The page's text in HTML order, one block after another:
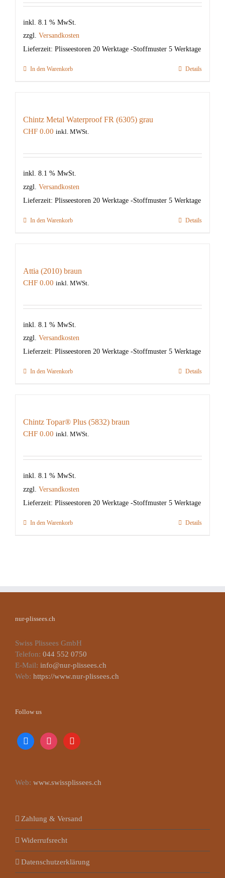
inkl. 8.1 % MwSt.
zzgl. Versandkosten
Lieferzeit: Plisseestoren 20 Werktage -Stoffmuster 5 Werktage
In den Warenkorb Details
Chintz Metal Waterproof FR (6305) grau
CHF 0.00 inkl. MWSt.
inkl. 8.1 % MwSt.
zzgl. Versandkosten
Lieferzeit: Plisseestoren 20 Werktage -Stoffmuster 5 Werktage
In den Warenkorb Details
Attia (2010) braun
CHF 0.00 inkl. MWSt.
inkl. 8.1 % MwSt.
zzgl. Versandkosten
Lieferzeit: Plisseestoren 20 Werktage -Stoffmuster 5 Werktage
In den Warenkorb Details
Chintz Topar® Plus (5832) braun
CHF 0.00 inkl. MWSt.
inkl. 8.1 % MwSt.
zzgl. Versandkosten
Lieferzeit: Plisseestoren 20 Werktage -Stoffmuster 5 Werktage
In den Warenkorb Details
nur-plissees.ch
Swiss Plissees GmbH
Telefon: 044 552 0750
E-Mail: info@nur-plissees.ch
Web: https://www.nur-plissees.ch
Follow us
facebookinstagramyoutube
Web: www.swissplissees.ch
Zahlung & Versand
Widerrufsrecht
Datenschutzerklärung